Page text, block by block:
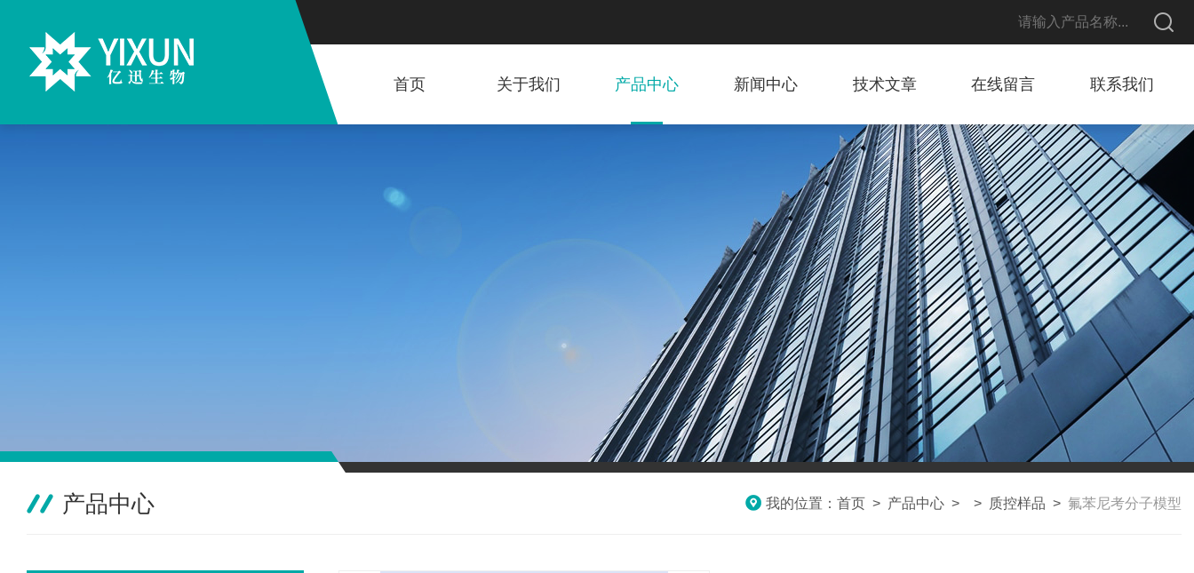
首页 关于我们 产品中心 新闻中心 技术文章 在线留言 联系我们
产品中心 我的位置： 首页 > 产品中心 > > 质控样品 > 氟苯尼考分子模型